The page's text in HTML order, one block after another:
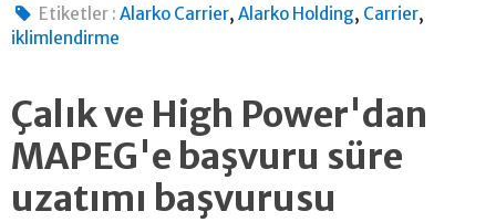
Etiketler : Alarko Carrier,Alarko Holding, Carrier,
iklimlendirme
Çalık ve High Power'dan
MAPEG'e başvuru süre
uzatımı başvurusu